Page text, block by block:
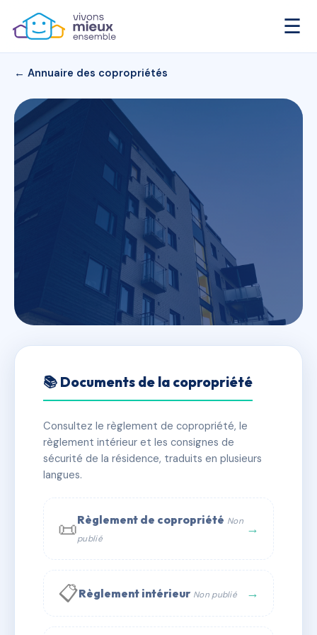
☰
← Annuaire des copropriétés
LES CARLINES
✓ Immatriculée 🏠 15 lots 🏗 1 bâtiment(s)
📞 Contacter Syndic Digital
📚 Documents de la copropriété
Consultez le règlement de copropriété, le
règlement intérieur et les consignes de
sécurité de la résidence, traduits en plusieurs
langues.
📜Règlement de copropriété Non
publié
→
📋Règlement intérieur Non publié →